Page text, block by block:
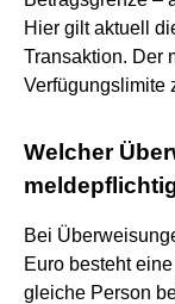
Hier gilt aktuell
Transaktion. Der
Verfügungslimite
Welcher
Bei
Euro besteht
gleiche Person